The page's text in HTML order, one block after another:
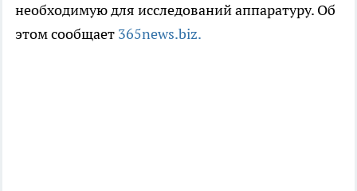
необходимую для исследований аппаратуру. Об
этом сообщает 365news.biz.